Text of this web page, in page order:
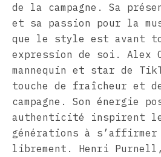
de la campagne. Sa
et sa passion pour la
que le style est avant
expression de soi. Alex
mannequin et star de
touche de fraîcheur et
campagne. Son énergie
authenticité inspirent
générations à
librement. Henri